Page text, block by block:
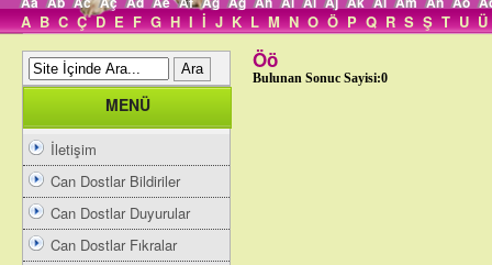
A B C Ç D E F G H I İ J K L M N O Ö P Q R S Ş T U Ü
MENÜ
İletişim
Can Dostlar Bildiriler
Can Dostlar Duyurular
Can Dostlar Fıkralar
Öö
Bulunan Sonuc Sayisi:0